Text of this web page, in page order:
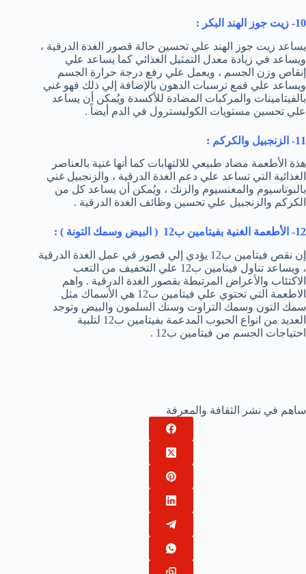
10- زيت جوز الهند البكر :
يساعد زيت جوز الهند علي تحسين حالة قصور الغدة الدرقية ،
ويساعد في زيادة معدل التمثيل الغذائي كما يساعد علي
إنقاص وزن الجسم ، ويعمل علي رفع درجة حرارة الجسم
ويساعد علي قمع ترسبات الدهون بالإضافة إلي ذلك فهو غني
بالفيتامينات والمركبات المضادة للأكسدة ويُمكن أن يساعد
علي تحسين مستويات الكوليسترول في الدم أيضاً .
11- الزنجبيل والكركم :
هذة الأطعمة مضاد طبيعي للالتهابات كما أنها غنية بالعناصر
الغذائية التي تساعد علي دعم الغدة الدرقية ، والزنجبيل غني
بالبوتاسيوم والمغنسيوم والزنك ، ويُمكن أن يساعد كل من
الكركم والزنجبيل علي تحسين وظائف الغدة الدرقية .
12- الأطعمة الغنية بفيتامين ب12 ( البيض وسمك التونة ) :
إن نقص فيتامين ب12 يؤدي إلي قصور في عمل الغدة الدرقية
، ويساعد تناول فيتامين ب12 علي التخفيف من التعب
الاكتئاب والأعراض المرتبطة بقصور الغدة الدرقية . واهم
الاطعمة التي تحتوي علي فيتامين ب12 هي الأسماك مثل
سمك التون وسمك التراوت وسنك السلمون والبيض وتوجد
العديد من انواع الحبوب المدعمة بفيتامين ب12 لتلبية
احتياجات الجسم من فيتامين ب12 .
ساهم في نشر الثقافة والمعرفة